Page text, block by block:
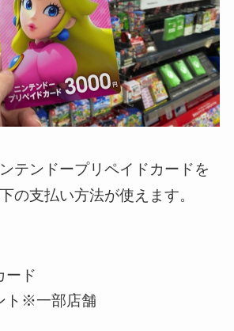
テンドープリペイドカードを
の支払い方法が使えます。
ード
ト※一部店舗